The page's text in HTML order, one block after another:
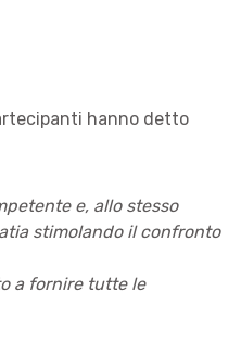
hanno detto
e, allo stesso
stimolando il confronto
a fornire tutte le